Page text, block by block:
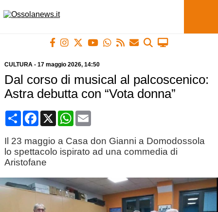
CULTURA- 17 maggio 2026, 14:50
Dal corso di musical al palcoscenico:
Astra debutta con “Vota donna”
CondividiFacebook
X WhatsApp
Email
Il 23 maggio a Casa don Gianni a Domodossola
lo spettacolo ispirato ad una commedia di
Aristofane